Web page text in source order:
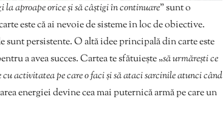
la aproape orice și să câștigi în continuare” sunt o
este că ai nevoie de sisteme în loc de obiective.
sunt persistente. O altă idee principală din carte este
a avea succes. Cartea te sfătuiește „să urmărești ce
activitatea pe care o faci și să ataci sarcinile atunci când
energiei devine cea mai puternică armă pe care un